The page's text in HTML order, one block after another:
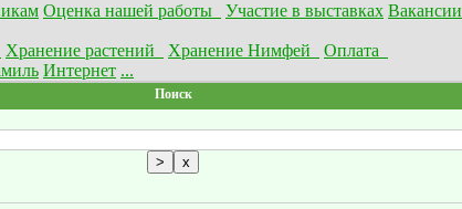
Оценка нашей работы Участие в выставках Вакансии
Хранение растений Хранение Нимфей
Оплата
Интернет ...
Поиск